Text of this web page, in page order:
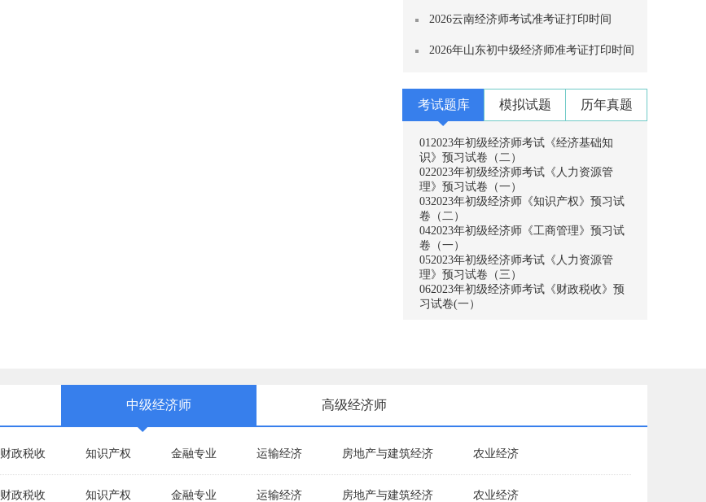
2026云南经济师考试准考证打印时间
2026年山东初中级经济师准考证打印时间
考试题库 模拟试题 历年真题
012023年初级经济师考试《经济基础知
识》预习试卷（二）
022023年初级经济师考试《人力资源管
理》预习试卷（一）
032023年初级经济师《知识产权》预习试
卷（二）
042023年初级经济师《工商管理》预习试
卷（一）
052023年初级经济师考试《人力资源管
理》预习试卷（三）
062023年初级经济师考试《财政税收》预
习试卷(一）
中级经济师 高级经济师
财政税收 知识产权 金融专业 运输经济 房地产与建筑经济 农业经济
财政税收 知识产权 金融专业 运输经济 房地产与建筑经济 农业经济